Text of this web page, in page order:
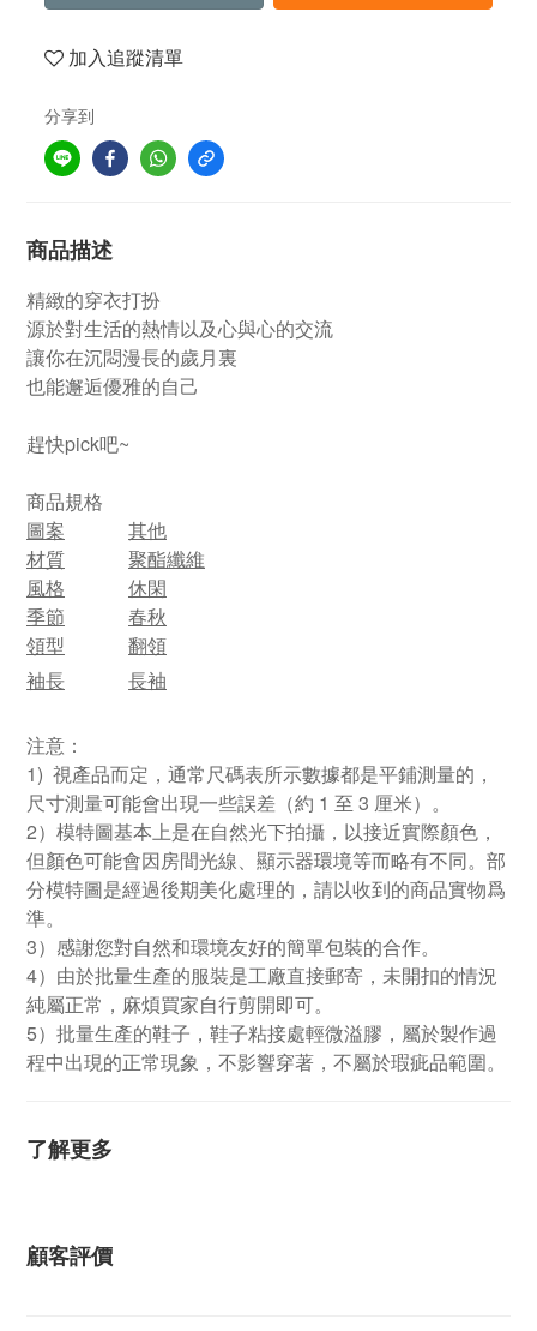
加入追蹤清單
分享到
商品描述
精緻的穿衣打扮
源於對生活的熱情以及心與心的交流
讓你在沉悶漫長的歲月裏
也能邂逅優雅的自己
趕快pick吧~
商品規格
圖案
其他
材質
聚酯纖維
風格
休閑
季節
春秋
領型
翻領
袖長
長袖
注意：
1) 視產品而定，通常尺碼表所示數據都是平鋪測量的，
尺寸測量可能會出現一些誤差（約 1 至 3 厘米）。
2）模特圖基本上是在自然光下拍攝，以接近實際顏色，
但顏色可能會因房間光線、顯示器環境等而略有不同。部
分模特圖是經過後期美化處理的，請以收到的商品實物爲
準。
3）感謝您對自然和環境友好的簡單包裝的合作。
4）由於批量生產的服裝是工廠直接郵寄，未開扣的情況
純屬正常，麻煩買家自行剪開即可。
5）批量生產的鞋子，鞋子粘接處輕微溢膠，屬於製作過
程中出現的正常現象，不影響穿著，不屬於瑕疵品範圍。
了解更多
顧客評價